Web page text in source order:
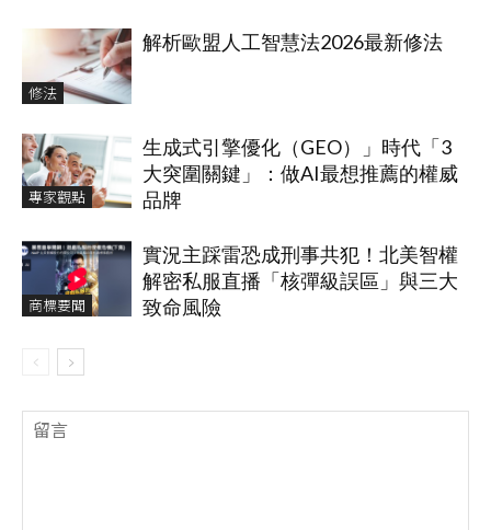
修法
解析歐盟人工智慧法2026最新修法
專家觀點
生成式引擎優化（GEO）」時代「3
大突圍關鍵」：做AI最想推薦的權威
品牌
商標要聞
實況主踩雷恐成刑事共犯！北美智權
解密私服直播「核彈級誤區」與三大
致命風險